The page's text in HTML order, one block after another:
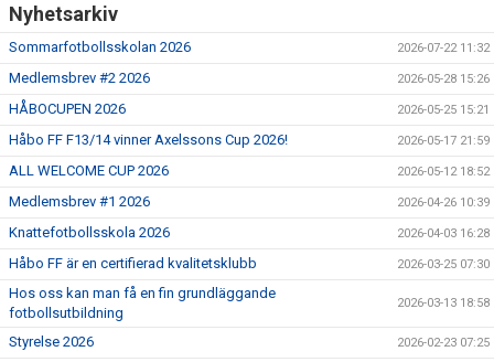
Nyhetsarkiv
Sommarfotbollsskolan 2026 2026-07-22 11:32
Medlemsbrev #2 2026 2026-05-28 15:26
HÅBOCUPEN 2026 2026-05-25 15:21
Håbo FF F13/14 vinner Axelssons Cup 2026! 2026-05-17 21:59
ALL WELCOME CUP 2026 2026-05-12 18:52
Medlemsbrev #1 2026 2026-04-26 10:39
Knattefotbollsskola 2026 2026-04-03 16:28
Håbo FF är en certifierad kvalitetsklubb 2026-03-25 07:30
Hos oss kan man få en fin grundläggande
fotbollsutbildning
2026-03-13 18:58
Styrelse 2026 2026-02-23 07:25